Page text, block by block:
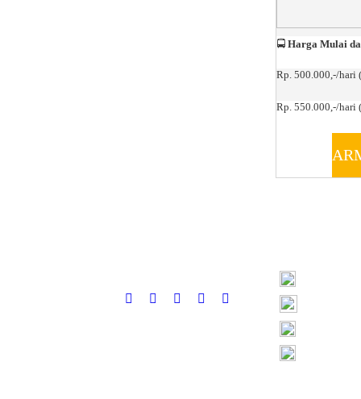
🚍 Harga Mulai
Rp. 500.000,-/hari
Rp. 550.000,-/hari